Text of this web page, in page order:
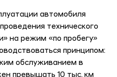
автомобиля
технического
на режим «по пробегу»
принципом:
обслуживанием в
превышать 10 тыс. км